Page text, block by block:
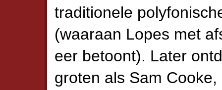
traditionele
(waaraan Lopes met
eer betoont). Later
groten als Sam